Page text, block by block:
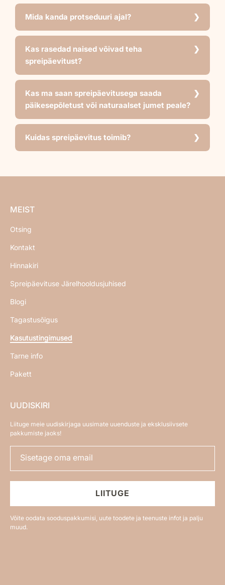
Mida kanda protseduuri ajal?
Kas rasedad naised võivad teha
spreipäevitust?
Kas ma saan spreipäevitusega saada
päikesepõletust või naturaalset jumet peale?
Kuidas spreipäevitus toimib?
MEIST
Otsing
Kontakt
Hinnakiri
Spreipäevituse Järelhooldusjuhised
Blogi
Tagastusõigus
Kasutustingimused
Tarne info
Pakett
UUDISKIRI
Liituge meie uudiskirjaga uusimate uuenduste ja eksklusiivsete
pakkumiste jaoks!
Sisetage oma email
LIITUGE
Võite oodata sooduspakkumisi, uute toodete ja teenuste infot ja palju
muud.